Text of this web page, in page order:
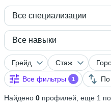
Все специализации
Все навыки
Грейд Стаж
Все фильтры
1 По
Найдено 0 профилей, еще 1